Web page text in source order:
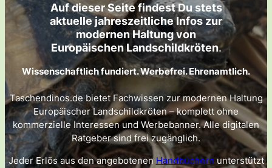
Auf dieser Seite findest Du stets
aktuelle jahreszeitliche Infos zur
modernen Haltung von
Europäischen Landschildkröten.
Wissenschaftlich fundiert. Werbefrei. Ehrenamtlich.
Taschendinos.de bietet Fachwissen zur modernen Haltung
Europäischer Landschildkröten – komplett ohne
kommerzielle Interessen und Werbebanner. Alle digitalen
Ratgeber sind frei zugänglich.
Jeder Erlös aus den angebotenen Handbüchern unterstützt